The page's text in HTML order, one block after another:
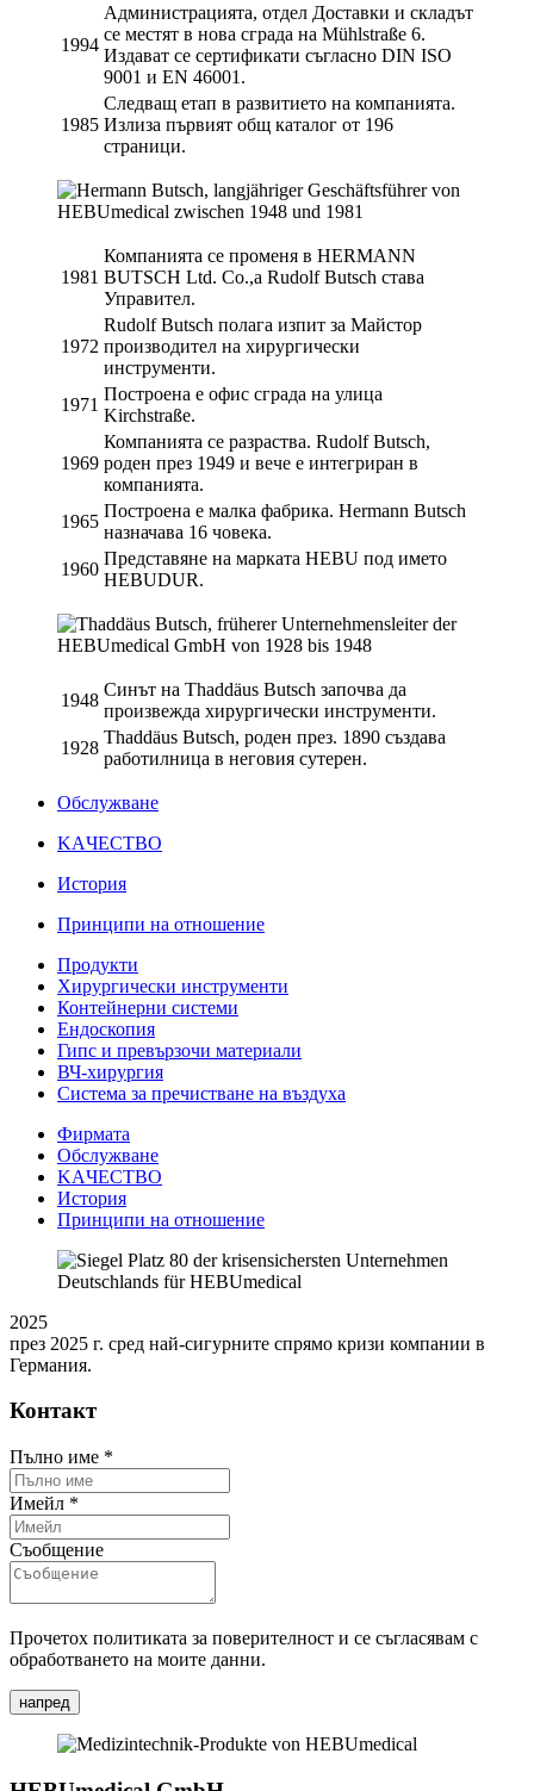
1994
Администрацията, отдел Доставки и складът
се местят в нова сграда на Mühlstraße 6.
Издават се сертификати съгласно DIN ISO
9001 и EN 46001.
1985
Следващ етап в развитието на компанията.
Излиза първият общ каталог от 196
страници.
1981
Компанията се променя в HERMANN
BUTSCH Ltd. Co.,а Rudolf Butsch става
Управител.
1972
Rudolf Butsch полага изпит за Майстор
производител на хирургически
инструменти.
1971
Построена е офис сграда на улица
Kirchstraße.
1969
Компанията се разраства. Rudolf Butsch,
роден през 1949 и вече е интегриран в
компанията.
1965
Построена е малка фабрика. Hermann Butsch
назначава 16 човека.
1960
Представяне на марката HEBU под името
HEBUDUR.
1948
Синът на Thaddäus Butsch започва да
произвежда хирургически инструменти.
1928
Thaddäus Butsch, роден през. 1890 създава
работилница в неговия сутерен.
Обслужване
KAЧЕСТВО
История
Принципи на отношение
Продукти
Хирургически инструменти
Контейнерни системи
Ендоскопия
Гипс и превързочи материали
ВЧ-хирургия
Система за пречистване на въздуха
Фирмата
Обслужване
KAЧЕСТВО
История
Принципи на отношение
2025
през 2025 г. сред най-сигурните спрямо кризи компании в
Германия.
Контакт
Пълно име *
Имейл *
Съобщение
Прочетох политиката за поверителност и се съгласявам с
обработването на моите данни.
напред